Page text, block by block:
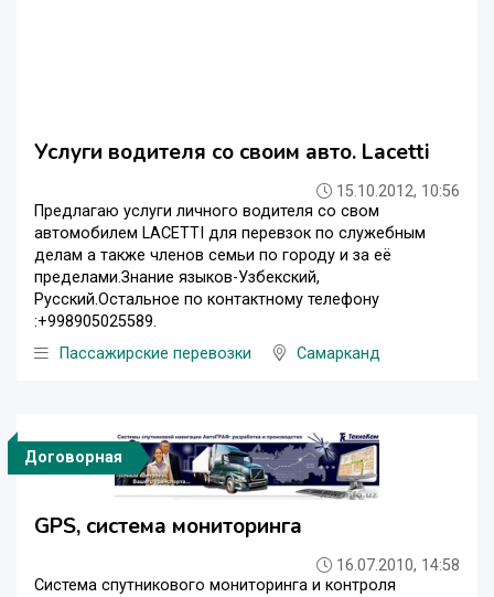
Услуги водителя со своим авто. Lacetti
15.10.2012, 10:56
Предлагаю услуги личного водителя со свом
автомобилем LACETTI для перевзок по служебным
делам а также членов семьи по городу и за её
пределами.Знание языков-Узбекский,
Русский.Остальное по контактному телефону
:+998905025589.
Пассажирские перевозки
Самарканд
Договорная
GPS, система мониторинга
16.07.2010, 14:58
Система спутникового мониторинга и контроля